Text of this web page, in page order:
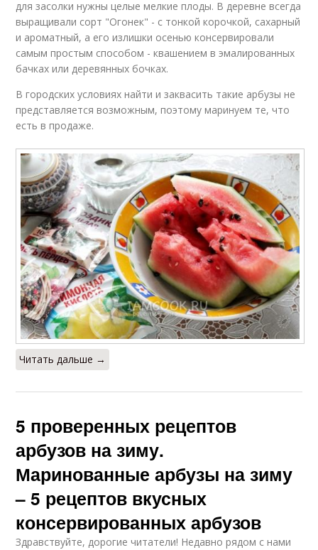
для засолки нужны целые мелкие плоды. В деревне всегда
выращивали сорт "Огонек" - с тонкой корочкой, сахарный
и ароматный, а его излишки осенью консервировали
самым простым способом - квашением в эмалированных
бачках или деревянных бочках.
В городских условиях найти и заквасить такие арбузы не
представляется возможным, поэтому маринуем те, что
есть в продаже.
Читать дальше →
5 проверенных рецептов
арбузов на зиму.
Маринованные арбузы на зиму
– 5 рецептов вкусных
консервированных арбузов
Здравствуйте, дорогие читатели! Недавно рядом с нами